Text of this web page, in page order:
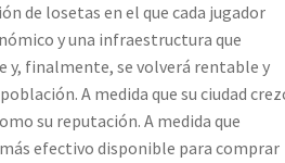
de losetas en el que cada jugador
y una infraestructura que
finalmente, se volverá rentable y
A medida que su ciudad
su reputación. A medida que
efectivo disponible para comprar